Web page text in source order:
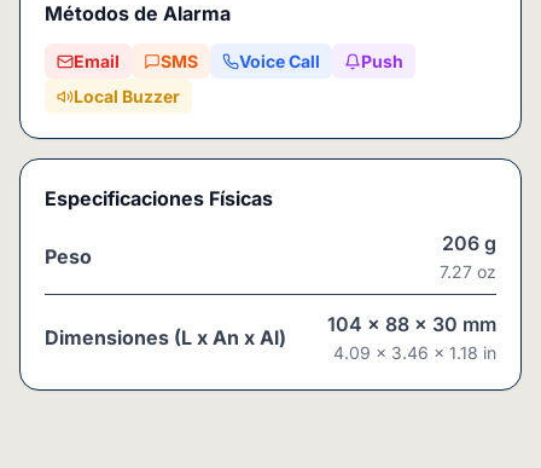
Métodos de Alarma
Email SMS Voice Call
Push
Local Buzzer
Especificaciones Físicas
Peso
206 g
7.27 oz
Dimensiones (L x An x Al)
104 x 88 x 30 mm
4.09 x 3.46 x 1.18 in